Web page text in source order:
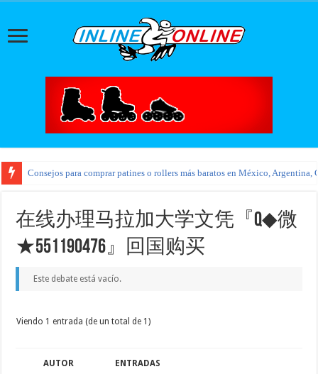
Consejos para comprar patines o rollers más baratos en México, Argentina,
在线办理马拉加大学文凭『Q◆微
★551190476』回国购买
Este debate está vacío.
Viendo 1 entrada (de un total de 1)
AUTOR ENTRADAS